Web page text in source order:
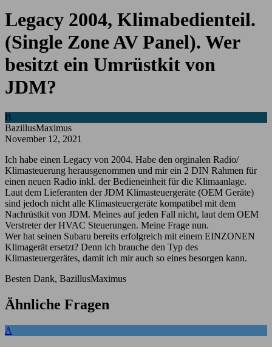
Legacy 2004, Klimabedienteil.
(Single Zone AV Panel). Wer
besitzt ein Umrüstkit von
JDM?
B
BazillusMaximus
November 12, 2021
Ich habe einen Legacy von 2004. Habe den orginalen Radio/
Klimasteuerung herausgenommen und mir ein 2 DIN Rahmen für
einen neuen Radio inkl. der Bedieneinheit für die Klimaanlage.
Laut dem Lieferanten der JDM Klimasteuergeräte (OEM Geräte)
sind jedoch nicht alle Klimasteuergeräte kompatibel mit dem
Nachrüstkit von JDM. Meines auf jeden Fall nicht, laut dem OEM
Verstreter der HVAC Steuerungen. Meine Frage nun.
Wer hat seinen Subaru bereits erfolgreich mit einem EINZONEN
Klimagerät ersetzt? Denn ich brauche den Typ des
Klimasteuergerätes, damit ich mir auch so eines besorgen kann.
Besten Dank, BazillusMaximus
Ähnliche Fragen
A